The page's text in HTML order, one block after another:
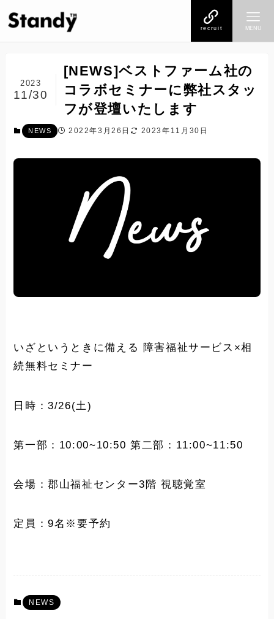
recruit MENU
[NEWS]ベストファーム社の
コラボセミナーに弊社スタッ
フが登壇いたします
2023
11/30
NEWS 2022年3月26日 2023年11月30日
いざというときに備える 障害福祉サービス×相
続無料セミナー
日時：3/26(土)
第一部：10:00~10:50 第二部：11:00~11:50
会場：郡山福祉センター3階 視聴覚室
定員：9名※要予約
NEWS